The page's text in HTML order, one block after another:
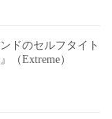
ドのセルフタイト
（Extreme）